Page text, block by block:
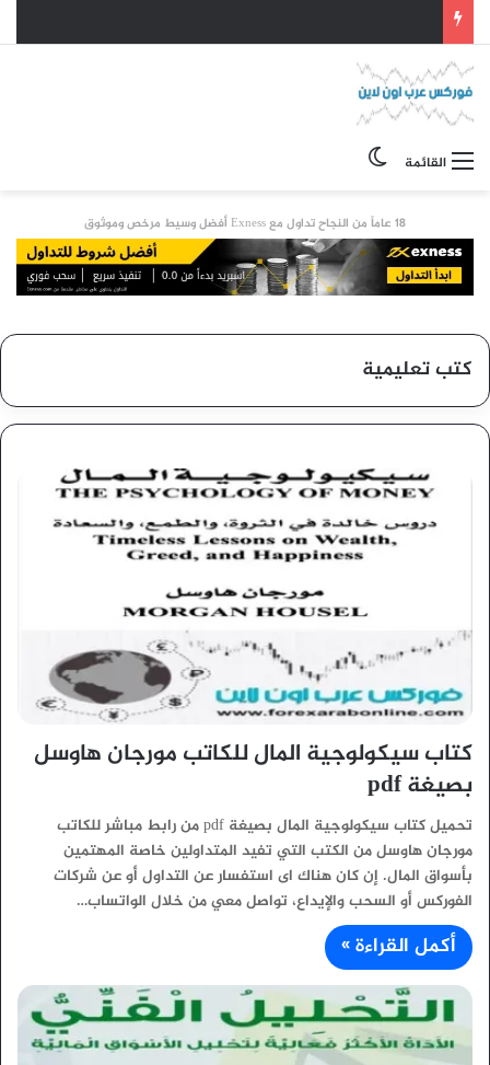
القائمة
18 عاماً من النجاح تداول مع Exness أفضل وسيط مرخص وموثوق
كتب تعليمية
كتاب سيكولوجية المال للكاتب مورجان هاوسل
بصيغة pdf
تحميل كتاب سيكولوجية المال بصيغة pdf من رابط مباشر للكاتب
مورجان هاوسل من الكتب التي تفيد المتداولين خاصة المهتمين
بأسواق المال. إن كان هناك اى استفسار عن التداول أو عن شركات
الفوركس أو السحب والإيداع، تواصل معي من خلال الواتساب…
أكمل القراءة »